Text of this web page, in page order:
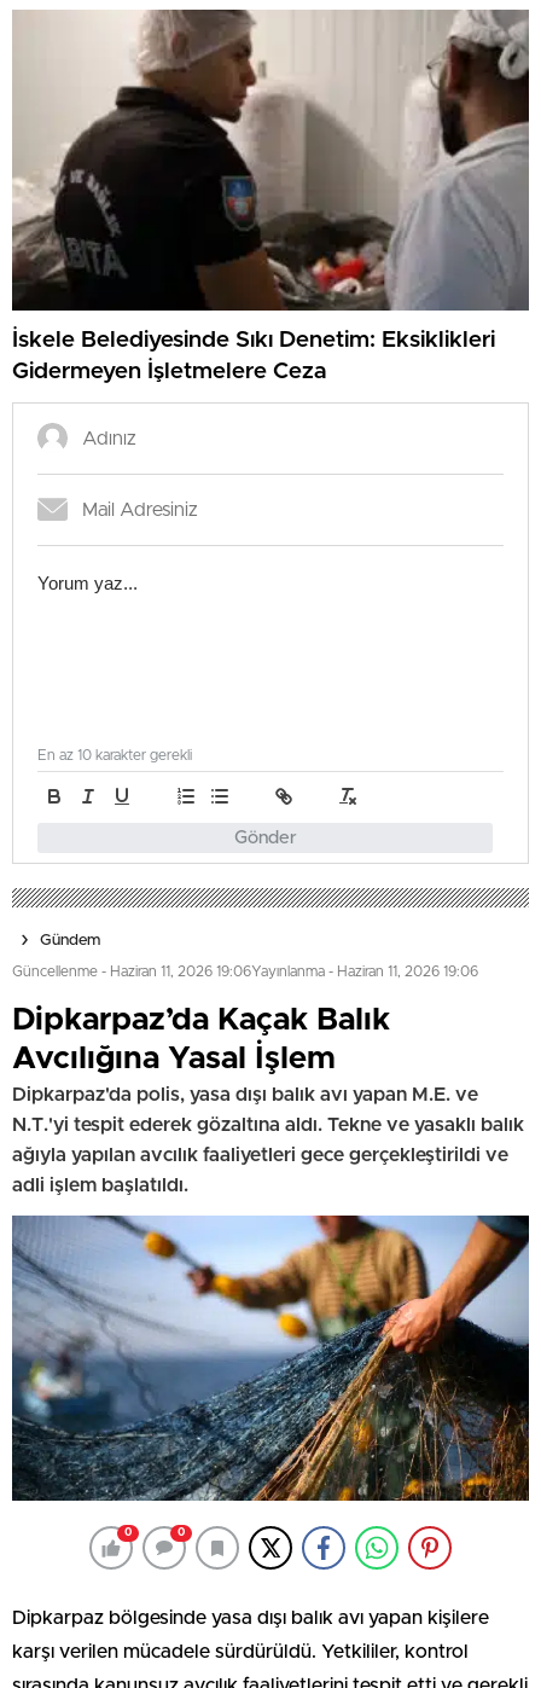
İskele Belediyesinde Sıkı Denetim: Eksiklikleri
Gidermeyen İşletmelere Ceza
Gönder
En az 10 karakter gerekli
Gündem
Güncellenme - Haziran 11, 2026 19:06Yayınlanma - Haziran 11, 2026 19:06
Dipkarpaz’da Kaçak Balık
Avcılığına Yasal İşlem
Dipkarpaz'da polis, yasa dışı balık avı yapan M.E. ve
N.T.'yi tespit ederek gözaltına aldı. Tekne ve yasaklı balık
ağıyla yapılan avcılık faaliyetleri gece gerçekleştirildi ve
adli işlem başlatıldı.
0 0
Dipkarpaz bölgesinde yasa dışı balık avı yapan kişilere
karşı verilen mücadele sürdürüldü. Yetkililer, kontrol